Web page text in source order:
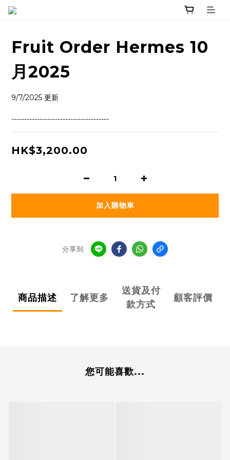
Fruit Order Hermes 10
月2025
9/7/2025 更新
--------------------------------------
HK$3,200.00
加入購物車
分享到
商品描述 了解更多
送貨及付
款方式
顧客評價
您可能喜歡...